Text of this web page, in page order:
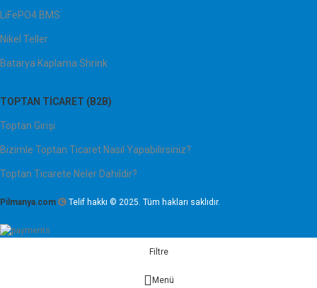
LiFePO4 BMS
Nikel Teller
Batarya Kaplama Shrink
TOPTAN TICARET (B2B)
Toptan Girişi
Bizimle Toptan Ticaret Nasıl Yapabilirsiniz?
Toptan Ticarete Neler Dahildir?
Pilmanya.com Telif hakkı © 2025. Tüm hakları saklıdır.
Filtre
Menü